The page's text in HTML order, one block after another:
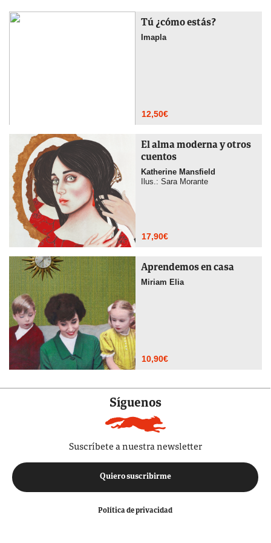
Tú ¿cómo estás?
Imapla
12,50€
El alma moderna y otros
cuentos
Katherine Mansfield
Ilus.: Sara Morante
17,90€
Aprendemos en casa
Miriam Elia
10,90€
Síguenos
Suscríbete a nuestra newsletter
Quiero suscribirme
Política de privacidad